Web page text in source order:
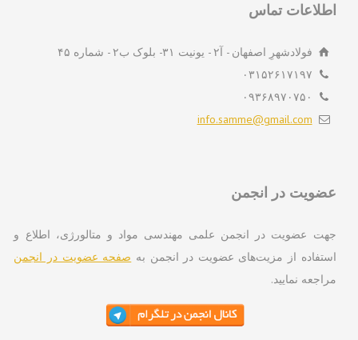
تماس
فولادشهرِ اصفهان - آ۲ - یونیت ۳۱- بلوک ب۲ - شماره ۴۵
۰۳۱۵۲۶۱۷۱۹۷
۰۹۳۶۸۹۷۰۷۵۰
info.samme@gmail.com
در انجمن
عضویت در انجمن علمی مهندسی مواد و متالورژی، اطلاع و
از مزیت‌های عضویت در انجمن بهصفحه عضویت در انجمن
نمایید.